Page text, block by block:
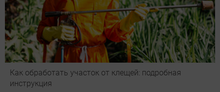
Как обработать участок от клещей: подробная
инструкция